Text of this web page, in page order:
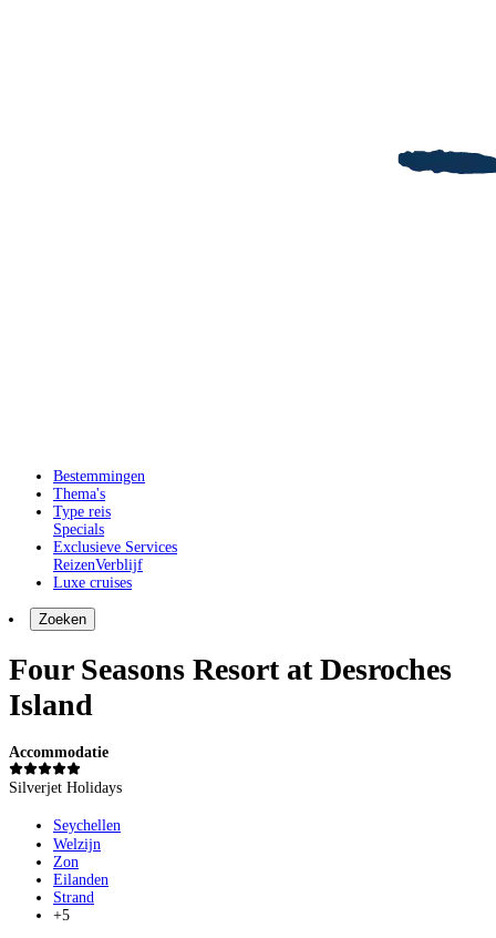
Bestemmingen
Thema's
Type reis
Specials
Exclusieve Services
ReizenVerblijf
Luxe cruises
Zoeken
Four Seasons Resort at Desroches
Island
Accommodatie
Silverjet Holidays
Seychellen
Welzijn
Zon
Eilanden
Strand
+5